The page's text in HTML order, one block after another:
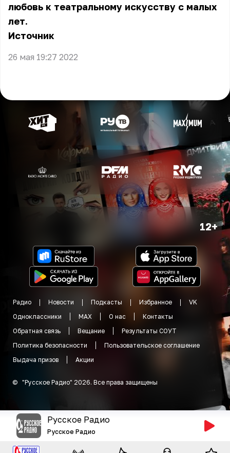
любовь к театральному искусству с малых
лет.
Источник
26 мая 19:27 2022
12+
Радио Новости Подкасты Избранное
VK
Одноклассники
MAX О нас
Контакты
Обратная связь
Вещание
Результаты СОУТ
Политика безопасности
Пользовательское соглашение
Выдача призов
Акции
© "Русское Радио" 2026. Все права защищены
Русское Радио
Русское Радио